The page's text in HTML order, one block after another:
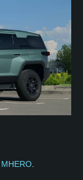
MHERO